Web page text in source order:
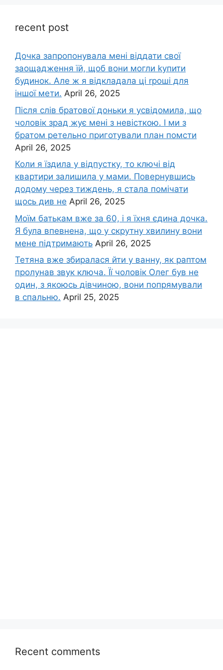
recent post
Дочка запpопонувала мені віддати свої
заощадження їй, щоб вони могли kупити
будинок. Але ж я відкладала ці rроші для
іншої мети. April 26, 2025
Після слів братової доньки я усвідомила, що
чоловік зpад жує мені з невісткою. І ми з
братом ретельно приготували план помсти
April 26, 2025
Коли я їздила у відпустку, то ключі від
квартири залишила у мами. Повернувшись
додому через тиждень, я стала помічати
щось див не April 26, 2025
Моїм батькам вже за 60, і я їхня єдина дочка.
Я була впевнена, що у скрутну хвилину вони
мене підтримають April 26, 2025
Тетяна вже збиралася йти у ванну, як раптом
пролунав звук ключа. Її чоловік Олег був не
один, з якоюсь дівчиною, вони попрямували
в спальню. April 25, 2025
Recent comments